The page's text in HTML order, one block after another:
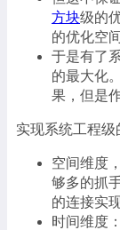
方块级的
的优化空
于是有了
的最大化
果，但是
实现系统工程级
空间维度
够多的抓
的连接实
时间维度